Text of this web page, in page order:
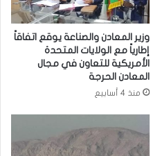
وزير المعادن والصناعة يوقع اتفاقاً
إطارياً مع الولايات المتحدة
الأمريكية للتعاون في مجال
المعادن الحرجة
منذ 4 أسابيع